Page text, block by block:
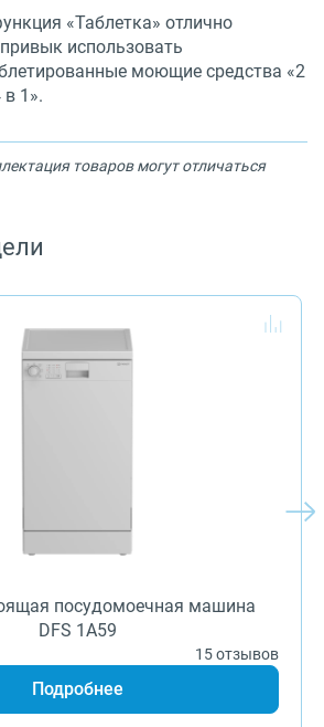
«Таблетка» отлично
использовать
моющие средства «2
в 1».
товаров могут отличаться
посудомоечная машина
DFS 1A59
15 отзывов
Подробнее